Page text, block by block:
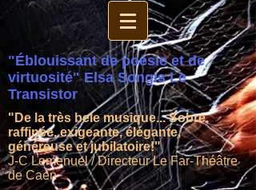
"Éblouissant de poésie et de
virtuosité" Elsa Songis Le
Transistor
"De la très bele musique... Sobre,
raffinée, exigeante, élégante,
généreuse et jubilatoire!"
J-C Lemenuel / Directeur Le Far-Théâtre
de Caen